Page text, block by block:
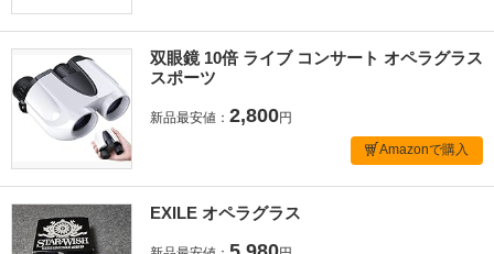
双眼鏡 10倍 ライブ コンサート オペラグラス
スポーツ
新品最安値： 2,800円
Amazonで購入
EXILE オペラグラス